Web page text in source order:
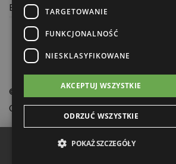
Blog
© Świat Łazienek XXI w. Wszelkie prawa
Oprogramowanie KQS.store:Realizacja
Serwis wykorzystuje pliki cookies.
wyrażasz zgodę na wykorzystywanie
TARGETOWANIE
FUNKCJONALNOŚĆ
NIESKLASYFIKOWANE
AKCEPTUJ WSZYSTKIE
ODRZUĆ WSZYSTKIE
POKAŻ SZCZEGÓŁY